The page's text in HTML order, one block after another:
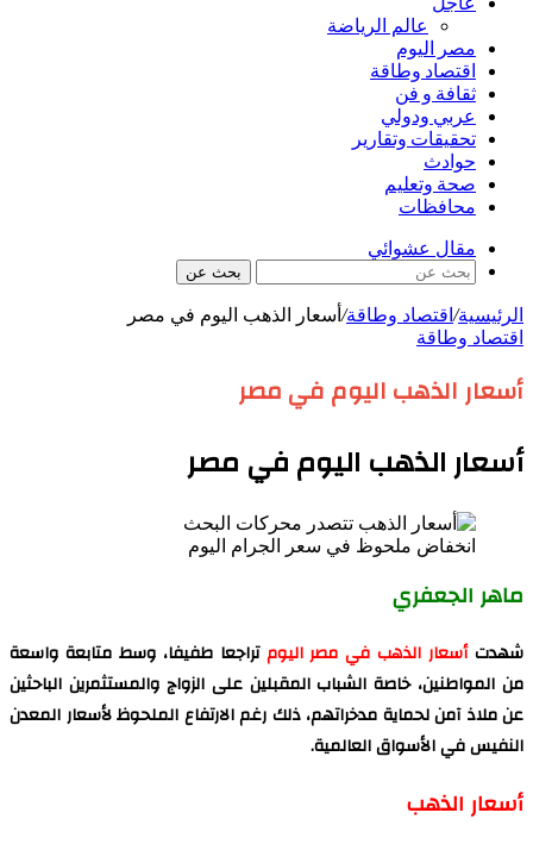
عالم الرياضة
مصر اليوم
اقتصاد وطاقة
ثقافة و فن
عربي ودولي
تحقيقات وتقارير
حوادث
صحة وتعليم
محافظات
مقال عشوائي
بحث عن
الرئيسية/ اقتصاد وطاقة/ أسعار الذهب اليوم في مصر
اقتصاد وطاقة
أسعار الذهب اليوم في مصر
أسعار الذهب اليوم في مصر
انخفاض ملحوظ في سعر الجرام اليوم
ماهر الجعفري
شهدتأسعار الذهب في مصر اليومتراجعا طفيفا، وسط متابعة واسعة
من المواطنين، خاصة الشباب المقبلين على الزواج والمستثمرين الباحثين
عن ملاذ آمن لحماية مدخراتهم، ذلك رغم الارتفاع الملحوظ لأسعار المعدن
النفيس في الأسواق العالمية.
أسعار الذهب